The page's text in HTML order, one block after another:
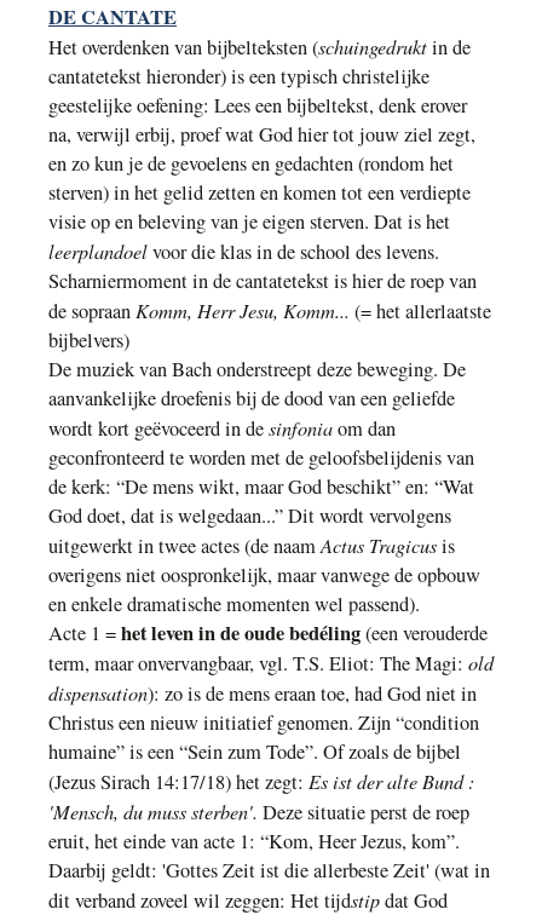
DE CANTATE
Het overdenken vanbijbelteksten (schuingedruktin de
cantatetekst hieronder)is eentypisch christelijke
geestelijkeoefening: Lees een bijbeltekst, denk erover
na, verwijl erbij, proef wat God hier tot jouw ziel zegt,
en zo kun je de gevoelens en gedachten (rondom het
sterven) inhet gelidzetten en komen toteen verdiepte
visie op en beleving vanje eigen sterven. Dat is het
leerplandoelvoor die klas in de school des levens.
Scharniermomentin de cantatetekst is hierde roep van
de sopraan Komm, Herr Jesu, Komm... (= het allerlaatste
bijbelvers)
De muziek van Bach onderstreept deze beweging. De
aanvankelijke droefenis bij de dood van een geliefde
wordt kort geëvoceerd in desinfoniaom dan
geconfronteerd te worden met de geloofsbelijdenis van
de kerk: “De mens wikt, maar God beschikt” en: “Wat
God doet, dat is welgedaan...” Dit wordt vervolgens
uitgewerkt in twee actes (de naamActus Tragicusis
overigens niet oospronkelijk, maar vanwege de opbouw
en enkele dramatische momenten wel passend).
Acte 1 =het leven in de oude bedéling(een verouderde
term, maar onvervangbaar, vgl. T.S. Eliot: The Magi: old
dispensation): zo is de mens eraan toe, had God niet in
Christus een nieuw initiatief genomen. Zijn “condition
humaine” is een “Sein zum Tode”. Of zoals de bijbel
(Jezus Sirach 14:17/18) het zegt: Es ist der alte Bund :
'Mensch, du muss sterben'. Deze situatie perstde roep
eruit, heteindevan acte 1: “Kom, Heer Jezus, kom”.
Daarbij geldt: 'Gottes Zeit ist die allerbeste Zeit' (wat in
dit verband zoveel wil zeggen: Het tijdstipdat God